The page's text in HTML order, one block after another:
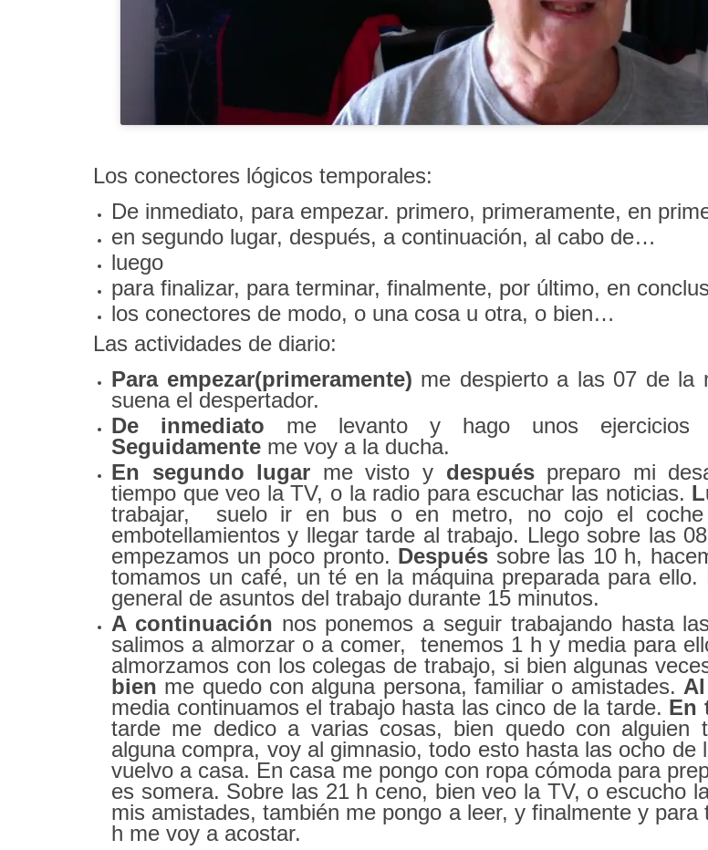
Los conectores lógicos temporales:
De inmediato, para empezar. primero, primeramente, en
en segundo lugar, después, a continuación, al cabo de…
luego
para finalizar, para terminar, finalmente, por último, en
los conectores de modo, o una cosa u otra, o bien…
Las actividades de diario:
Para empezar(primeramente) me despierto a las 07 de la
suena el despertador.
De inmediato me levanto y hago unos ejercicios
Seguidamente me voy a la ducha.
En segundo lugar me visto y despuéspreparo mi
tiempo que veo la TV, o la radio para escuchar las noticias.
trabajar, suelo ir en bus o en metro, no cojo el
embotellamientos y llegar tarde al trabajo. Llego sobre las
empezamos un poco pronto. Después sobre las 10 h,
tomamos un café, un té en la máquina preparada para ello.
general de asuntos del trabajo durante 15 minutos.
A continuación nos ponemos a seguir trabajando hasta
salimos a almorzar o a comer, tenemos 1 h y media para
almorzamos con los colegas de trabajo, si bien algunas
bien me quedo con alguna persona, familiar o amistades.
media continuamos el trabajo hasta las cinco de la tarde. En
tarde me dedico a varias cosas, bien quedo con alguien
alguna compra, voy al gimnasio, todo esto hasta las ocho de
vuelvo a casa. En casa me pongo con ropa cómoda para
es somera. Sobre las 21 h ceno, bien veo la TV, o escucho
mis amistades, también me pongo a leer, y finalmente y para
h me voy a acostar.